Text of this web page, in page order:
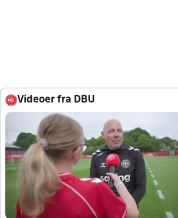
Videoer fra DBU